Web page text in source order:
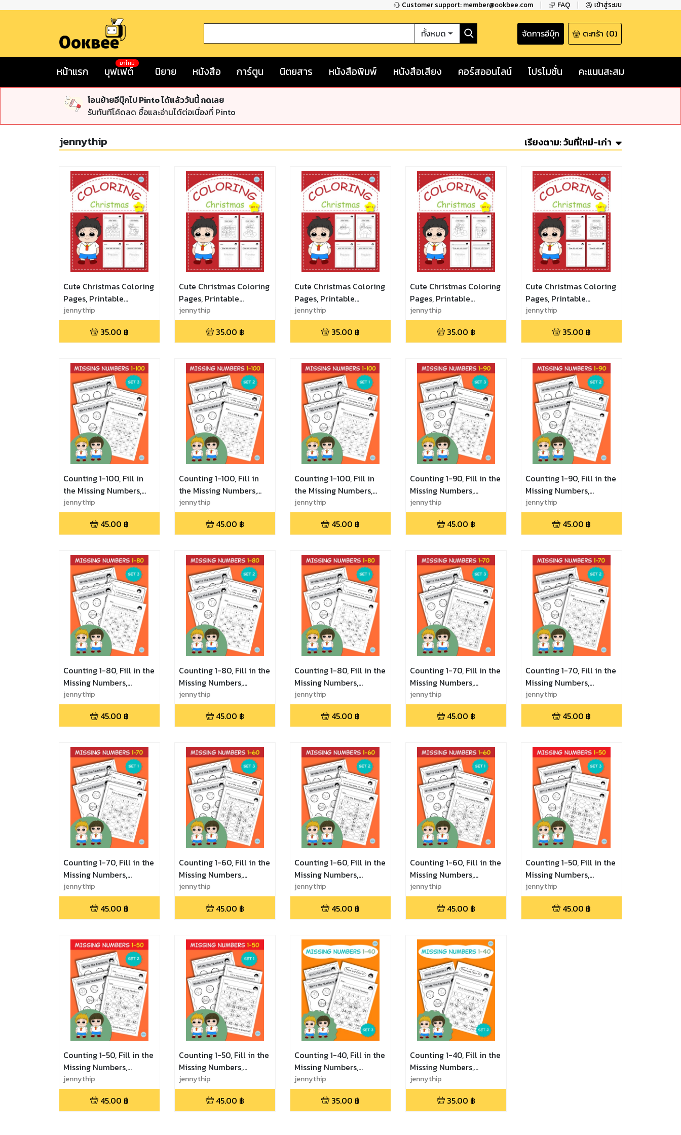
Customer support: member@ookbee.com FAQ เข้าสู่ระบบ
ทั้งหมด จัดการอีบุ๊ก ตะกร้า (0)
หน้าแรก บุฟเฟต์
มาใหม่
นิยาย หนังสือ การ์ตูน นิตยสาร หนังสือพิมพ์ หนังสือเสียง คอร์สออนไลน์ โปรโมชั่น คะแนนสะสม
โอนย้ายอีบุ๊กไป Pinto ได้แล้ววันนี้ กดเลย
รับทันทีโค้ดลด ซื้อและอ่านได้ต่อเนื่องที่ Pinto
jennythip เรียงตาม:วันที่ใหม่-เก่า
Cute Christmas Coloring
Pages, Printable
Coloring Worksheets for
Kids - Set 5 ฝึกวาดและ
ระบายสีการ์ตูนคริสต์มาส
jennythip
35.00 ฿
Cute Christmas Coloring
Pages, Printable
Coloring Worksheets for
Kids - Set 4 ฝึกวาดและ
ระบายสีการ์ตูนคริสต์มาส
jennythip
35.00 ฿
Cute Christmas Coloring
Pages, Printable
Coloring Worksheets for
Kids - Set 3 ฝึกวาดและ
ระบายสีการ์ตูนคริสต์มาส
jennythip
35.00 ฿
Cute Christmas Coloring
Pages, Printable
Coloring Worksheets for
Kids - Set 2 ฝึกวาดและ
ระบายสีการ์ตูนคริสต์มาส
jennythip
35.00 ฿
Cute Christmas Coloring
Pages, Printable
Coloring Worksheets for
Kids - Set 1 ฝึกวาดและ
ระบายสีการ์ตูนคริสต์มาส
jennythip
35.00 ฿
Counting 1-100, Fill in
the Missing Numbers,
Number Practice, Math
Game - Set 3 เลขแสน
สนุก เก่งเลข ฝึกนับเลขและ
jennythip
45.00 ฿
Counting 1-100, Fill in
the Missing Numbers,
Number Practice, Math
Game - Set 2 เลขแสน
สนุก เก่งเลข ฝึกนับเลขและ
jennythip
45.00 ฿
Counting 1-100, Fill in
the Missing Numbers,
Number Practice, Math
Game - Set 1 เลขแสนสนุก
เก่งเลข ฝึกนับเลขและเติม
jennythip
45.00 ฿
Counting 1-90, Fill in the
Missing Numbers,
Number Practice, Math
Game - Set 3 เลขแสน
สนุก เก่งเลข ฝึกนับเลขและ
jennythip
45.00 ฿
Counting 1-90, Fill in the
Missing Numbers,
Number Practice, Math
Game - Set 2 เลขแสน
สนุก เก่งเลข ฝึกนับเลขและ
jennythip
45.00 ฿
Counting 1-80, Fill in the
Missing Numbers,
Number Practice, Math
Game - Set 3 เลขแสน
สนุก เก่งเลข ฝึกนับเลขและ
jennythip
45.00 ฿
Counting 1-80, Fill in the
Missing Numbers,
Number Practice, Math
Game - Set 2 เลขแสน
สนุก เก่งเลข ฝึกนับเลขและ
jennythip
45.00 ฿
Counting 1-80, Fill in the
Missing Numbers,
Number Practice, Math
Game - Set 1 เลขแสนสนุก
เก่งเลข ฝึกนับเลขและเติม
jennythip
45.00 ฿
Counting 1-70, Fill in the
Missing Numbers,
Number Practice, Math
Game - Set 3 เลขแสน
สนุก เก่งเลข ฝึกนับเลขและ
jennythip
45.00 ฿
Counting 1-70, Fill in the
Missing Numbers,
Number Practice, Math
Game - Set 2 เลขแสน
สนุก เก่งเลข ฝึกนับเลขและ
jennythip
45.00 ฿
Counting 1-70, Fill in the
Missing Numbers,
Number Practice, Math
Game - Set 1 เลขแสนสนุก
เก่งเลข ฝึกนับเลขและเติม
jennythip
45.00 ฿
Counting 1-60, Fill in the
Missing Numbers,
Number Practice, Math
Game - Set 3 เลขแสน
สนุก เก่งเลข ฝึกนับเลขและ
jennythip
45.00 ฿
Counting 1-60, Fill in the
Missing Numbers,
Number Practice, Math
Game - Set 2 เลขแสน
สนุก เก่งเลข ฝึกนับเลขและ
jennythip
45.00 ฿
Counting 1-60, Fill in the
Missing Numbers,
Number Practice, Math
Game - Set 1 เลขแสนสนุก
เก่งเลข ฝึกนับเลขและเติม
jennythip
45.00 ฿
Counting 1-50, Fill in the
Missing Numbers,
Number Practice, Math
Game - Set 3 เลขแสน
สนุก เก่งเลข ฝึกนับเลขและ
jennythip
45.00 ฿
Counting 1-50, Fill in the
Missing Numbers,
Number Practice, Math
Game - Set 2 เลขแสน
สนุก เก่งเลข ฝึกนับเลขและ
jennythip
45.00 ฿
Counting 1-50, Fill in the
Missing Numbers,
Number Practice, Math
Game - Set 1 เลขแสนสนุก
เก่งเลข ฝึกนับเลขและเติม
jennythip
45.00 ฿
Counting 1-40, Fill in the
Missing Numbers,
Number Practice, Math
Game - Set 3 เลขแสน
สนุก เก่งเลข ฝึกนับเลขและ
jennythip
35.00 ฿
Counting 1-40, Fill in the
Missing Numbers,
Number Practice, Math
Game - Set 2 เลขแสน
สนุก เก่งเลข ฝึกนับเลขและ
jennythip
35.00 ฿